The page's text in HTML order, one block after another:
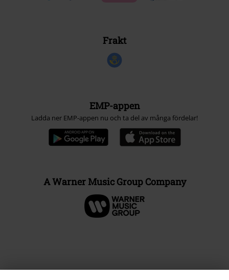
Frakt
EMP-appen
Ladda ner EMP-appen nu och ta del av många fördelar!
A Warner Music Group Company